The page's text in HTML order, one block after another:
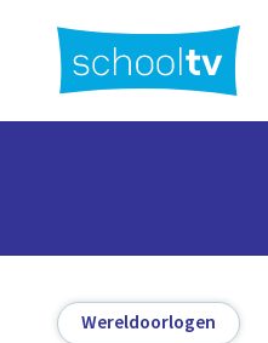
hoofdinhoud
Wereldoorlogen